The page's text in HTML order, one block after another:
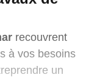
met
ligne
cet outil,
recouvrent
à vos besoins
un